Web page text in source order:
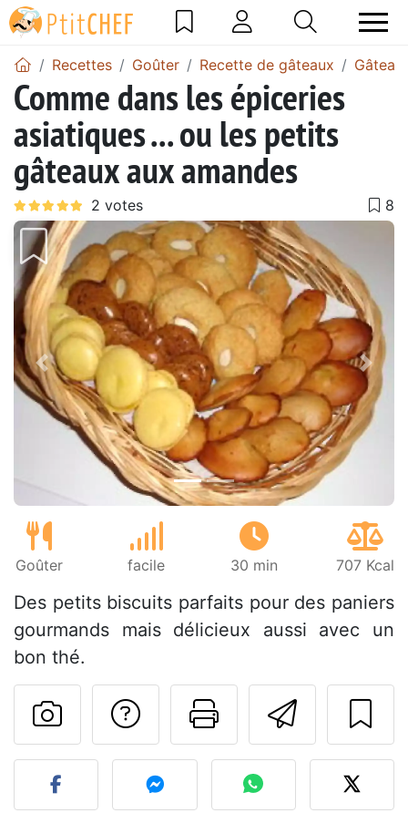
Recettes Goûter Recette de gâteaux
Comme dans les épiceries
asiatiques ... ou les petits
gâteaux aux amandes
Précédent
Goûter facile 30 min 707 Kcal
Des petits biscuits parfaits pour des paniers
gourmands mais délicieux aussi avec un
bon thé.
Imprimer
Poser une
Publier votre photo de